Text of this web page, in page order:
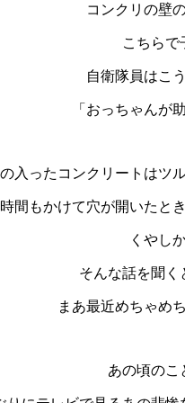
コンクリの壁
こちらで
自衛隊員はこ
「おっちゃんが
入ったコンクリートはツ
間もかけて穴が開いたと
くやし
そんな話を聞く
まあ最近めちゃめ
あの頃のこ